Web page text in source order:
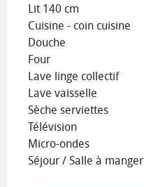
Lit 140 cm
Cuisine - coin cuisine
Douche
Four
Lave linge collectif
Lave vaisselle
Sèche serviettes
Télévision
Micro-ondes
Séjour / Salle à manger